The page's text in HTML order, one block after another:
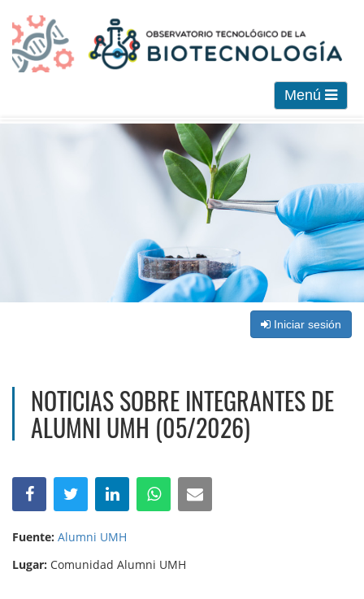
Menú
Iniciar sesión
NOTICIAS SOBRE INTEGRANTES DE
ALUMNI UMH (05/2026)
Fuente: Alumni UMH
Lugar: Comunidad Alumni UMH